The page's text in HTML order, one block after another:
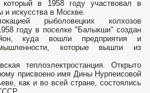
который в 1958 году участвовал в
и искусства в Москве.
рыболовецких колхозов
году в поселке "Балыкши" создан
куда вошли предприятия и
которые вышли из
теплоэлектростанция. Открыто
присвоено имя Дины Нурпеисовой
как и во всей стране, состоялись